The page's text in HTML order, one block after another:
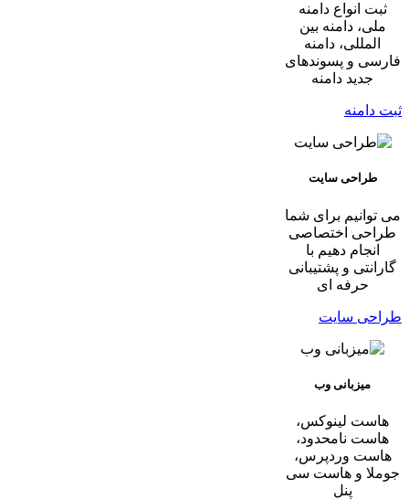
ثبت انواع دامنه
ملی، دامنه بین
المللی، دامنه
فارسی و پسوندهای
جدید دامنه
ثبت دامنه
طراحی سایت
می توانیم برای شما
طراحی اختصاصی
انجام دهیم با
گارانتی و پشتیبانی
حرفه ای
طراحی سایت
میزبانی وب
هاست لینوکس،
هاست نامحدود،
هاست وردپرس،
جوملا و هاست سی
پنل